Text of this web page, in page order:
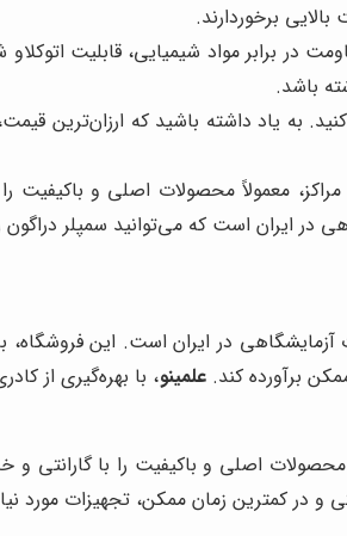
برخوردارند.
در برابر مواد شیمیایی، قابلیت
باشد.
به یاد داشته باشید که ارزان‌ترین
مراکز، معمولاً محصولات اصلی و
در ایران است که می‌توانید سمپلر دراگون
در ایران است. این
برآورده کند.علمینو، با بهره‌گیری از
محصولات اصلی و باکیفیت را با
در کمترین زمان ممکن، تجهیزات مورد